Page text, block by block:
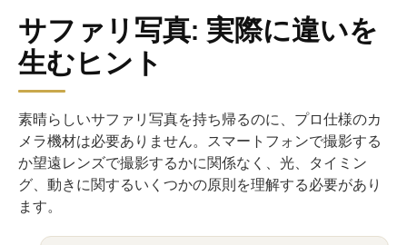
サファリ写真: 実際に違いを
生むヒント
素晴らしいサファリ写真を持ち帰るのに、プロ仕様のカ
メラ機材は必要ありません。スマートフォンで撮影する
か望遠レンズで撮影するかに関係なく、光、タイミン
グ、動きに関するいくつかの原則を理解する必要があり
ます。